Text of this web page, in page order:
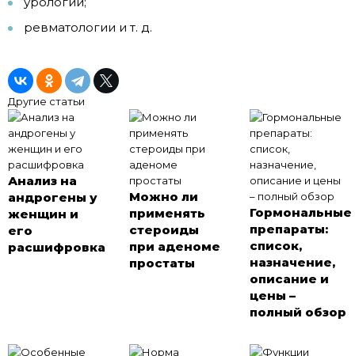
ревматологии и т. д.
Другие статьи
Анализ на
андрогены у
женщин и
его
расшифровка
Можно ли
применять
стероиды
при аденоме
простаты
Гормональные
препараты:
список,
назначение,
описание и
цены –
полный обзор